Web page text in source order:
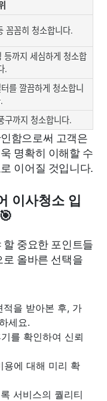
꼼꼼히 청소합니다.
등까지 세심하게 청소합
.
를 깔끔하게 청소합니
구까지 청소합니다.
함으로써 고객은
명확히 이해할 수
이어질 것입니다.
이사청소 입
중요한 포인트들
올바른 선택을
적을 받아본 후, 가
세요.
를 확인하여 신뢰
용에 대해 미리 확
서비스의 퀄리티